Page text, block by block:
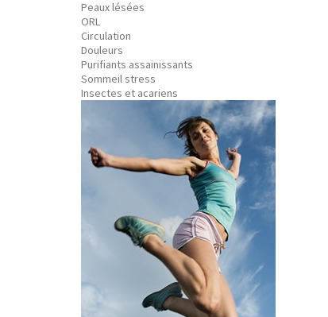
Peaux lésées
ORL
Circulation
Douleurs
Purifiants assainissants
Sommeil stress
Insectes et acariens